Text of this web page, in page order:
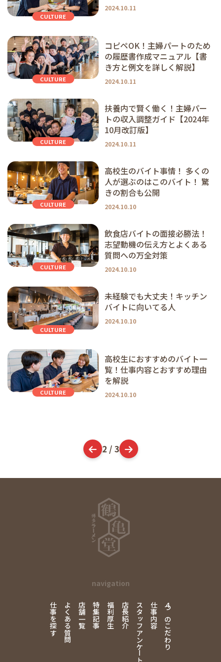
CULTURE
2024.10.11
CULTURE
コピペOK！主婦パートのため
の履歴書作成マニュアル【書
き方と例文を詳しく解説】
2024.10.11
CULTURE
扶養内で賢く働く！主婦パー
トの収入調整ガイド【2024年
10月改訂版】
2024.10.11
CULTURE
高校生のバイト事情！ 多くの
人が選ぶのはこのバイト！ 驚
きの割合も公開
2024.10.10
CULTURE
飲食店バイトの面接必勝法！
志望動機の伝え方とよくある
質問への万全対策
2024.10.10
CULTURE
未経験でも大丈夫！キッチン
バイトに向いてる人
2024.10.10
CULTURE
高校生におすすめのバイト一
覧！仕事内容とおすすめ理由
を解説
2024.10.10
2 / 3
navigation
4
つのこだわり
仕事内容
スタッフアンケート
店長紹介
福利厚生
特集記事
店舗一覧
よくある質問
仕事を探す